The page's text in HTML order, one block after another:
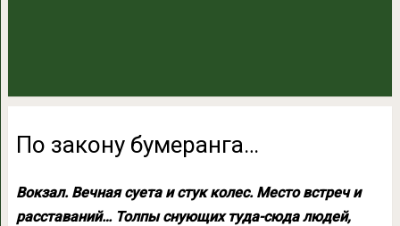
По закону бумеранга…
Вокзал. Вечная суета и стук колес. Место встреч и
расставаний… Толпы снующих туда-сюда людей,